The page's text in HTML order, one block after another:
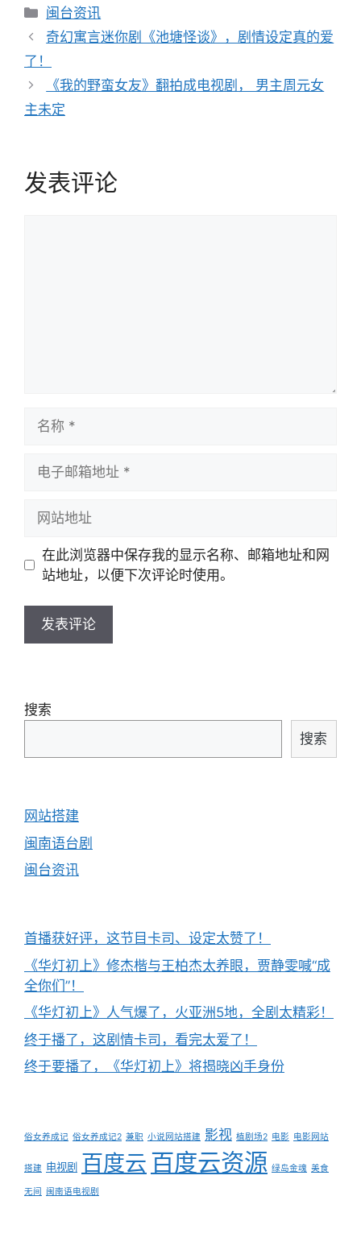
分
类
闽台资讯
文
章
航
奇幻寓言迷你剧《池塘怪谈》，剧情设定真的爱
了！
《我的野蛮女友》翻拍成电视剧， 男主周元女
主未定
发表评论
址
址
在此浏览器中保存我的显示名称、邮箱地址和网
站地址，以便下次评论时使用。
搜索
搜索
网站搭建
闽南语台剧
闽台资讯
首播获好评，这节目卡司、设定太赞了！
《华灯初上》修杰楷与王柏杰太养眼，贾静雯喊“成
全你们”！
《华灯初上》人气爆了，火亚洲5地，全剧太精彩！
终于播了，这剧情卡司，看完太爱了！
终于要播了，《华灯初上》将揭晓凶手身份
俗女养成记 俗女养成记2 兼职 小说网站搭建 影视 植剧场2 电影 电影网站
搭建 电视剧 百度云 百度云资源 绿岛金魂 美食
无间 闽南语电视剧